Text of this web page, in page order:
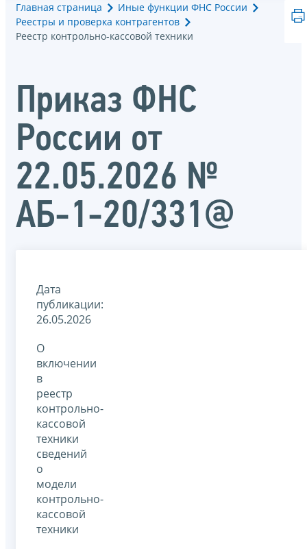
Главная страница
Иные функции ФНС России
Реестры и проверка контрагентов
Реестр контрольно-кассовой техники
Приказ ФНС
России от
22.05.2026 №
АБ-1-20/331@
Дата
публикации:
26.05.2026
О
включении
в
реестр
контрольно-
кассовой
техники
сведений
о
модели
контрольно-
кассовой
техники